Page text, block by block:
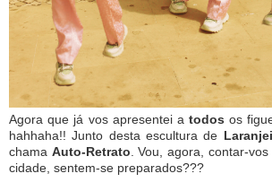
Agora que já vos apresentei atodos os
hahhaha!! Junto desta escultura de
chama Auto-Retrato . Vou, agora, contar-
cidade, sentem-se preparados???